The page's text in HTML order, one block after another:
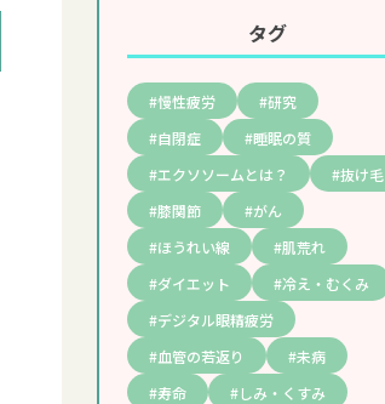
タグ
慢性疲労
研究
自閉症
睡眠の質
エクソソームとは？
抜け毛
膝関節
がん
ほうれい線
肌荒れ
ダイエット
冷え・むくみ
デジタル眼精疲労
血管の若返り
未病
寿命
しみ・くすみ